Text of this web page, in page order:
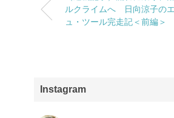
ルクライムへ 日向涼子の
ュ・ツール完走記＜前編＞
Instagram